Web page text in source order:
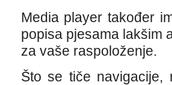
Media player također
popisa pjesama lakšim
za vaše raspoloženje.
Što se tiče navigacije,